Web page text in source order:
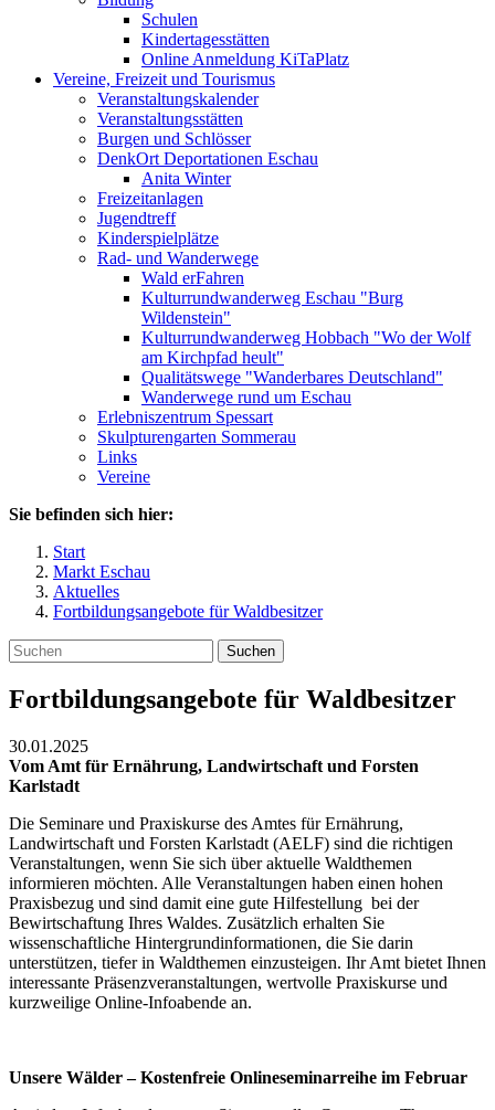
Schulen
Kindertagesstätten
Online Anmeldung KiTaPlatz
Vereine, Freizeit und Tourismus
Veranstaltungskalender
Veranstaltungsstätten
Burgen und Schlösser
DenkOrt Deportationen Eschau
Anita Winter
Freizeitanlagen
Jugendtreff
Kinderspielplätze
Rad- und Wanderwege
Wald erFahren
Kulturrundwanderweg Eschau "Burg
Wildenstein"
Kulturrundwanderweg Hobbach "Wo der Wolf
am Kirchpfad heult"
Qualitätswege "Wanderbares Deutschland"
Wanderwege rund um Eschau
Erlebniszentrum Spessart
Skulpturengarten Sommerau
Links
Vereine
Sie befinden sich hier:
Start
Markt Eschau
Aktuelles
Fortbildungsangebote für Waldbesitzer
Suchen
Fortbildungsangebote für Waldbesitzer
30.01.2025
Vom Amt für Ernährung, Landwirtschaft und Forsten
Karlstadt
Die Seminare und Praxiskurse des Amtes für Ernährung,
Landwirtschaft und Forsten Karlstadt (AELF) sind die richtigen
Veranstaltungen, wenn Sie sich über aktuelle Waldthemen
informieren möchten. Alle Veranstaltungen haben einen hohen
Praxisbezug und sind damit eine gute Hilfestellung bei der
Bewirtschaftung Ihres Waldes. Zusätzlich erhalten Sie
wissenschaftliche Hintergrundinformationen, die Sie darin
unterstützen, tiefer in Waldthemen einzusteigen. Ihr Amt bietet Ihnen
interessante Präsenzveranstaltungen, wertvolle Praxiskurse und
kurzweilige Online-Infoabende an.
Unsere Wälder – Kostenfreie Onlineseminarreihe im Februar